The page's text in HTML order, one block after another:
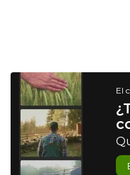
El